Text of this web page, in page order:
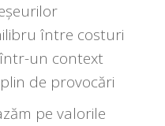
între costuri
într-un context
de provocări
pe valorile